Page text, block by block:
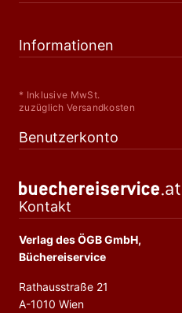
Informationen
* Inklusive MwSt.
zuzüglich Versandkosten
Benutzerkonto
Kontakt
Verlag des ÖGB GmbH,
Büchereiservice
Rathausstraße 21
A-1010 Wien